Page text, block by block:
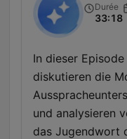
Durée
33:18
In dieser
diskutieren die
und analysieren
das Jugendwort